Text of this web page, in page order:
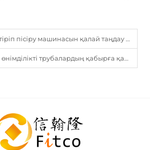
пісіру машинасын қалай таңдау керек?
трубалардың қабырға қаптамасында қолданылатын әртүрлі материалдарды салыстыру